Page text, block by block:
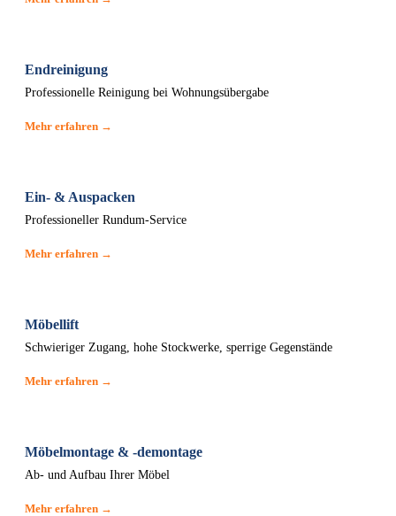
Endreinigung
Professionelle Reinigung bei Wohnungsübergabe
Mehr erfahren →
Ein- & Auspacken
Professioneller Rundum-Service
Mehr erfahren →
Möbellift
Schwieriger Zugang, hohe Stockwerke, sperrige Gegenstände
Mehr erfahren →
Möbelmontage & -demontage
Ab- und Aufbau Ihrer Möbel
Mehr erfahren →